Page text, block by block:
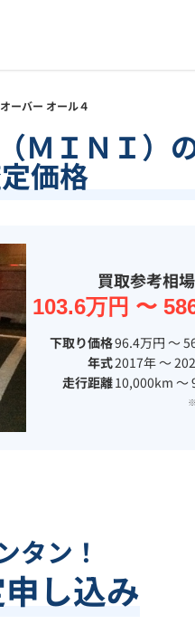
ーバー オール４
ＭＩＮＩ）
価格
買取参考相場
103.6万円 〜
下取り価格96.4万円 〜
年式2017年 〜
走行距離10,000km 〜
タン！
申し込み